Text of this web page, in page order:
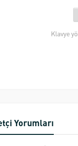
Klavye
Yorumları